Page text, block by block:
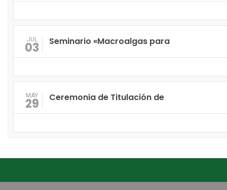
JUL
03 Seminario «Macroalgas para
MAY
29 Ceremonia de Titulación de